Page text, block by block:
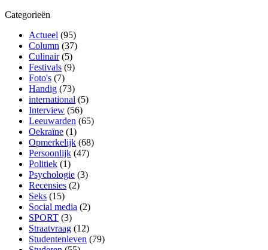
Categorieën
Actueel (95)
Column (37)
Culinair(5)
Festivals (9)
Foto's (7)
Handig (73)
international (5)
Interview (56)
Leeuwarden (65)
Oekraïne (1)
Opmerkelijk (68)
Persoonlijk (47)
Politiek (1)
Psychologie (3)
Recensies (2)
Seks (15)
Social media (2)
SPORT (3)
Straatvraag (12)
Studentenleven (79)